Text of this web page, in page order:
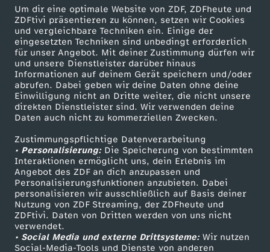
Um dir eine optimale Website von ZDF, ZDFheute und
ZDFtivi präsentieren zu können, setzen wir Cookies
und vergleichbare Techniken ein. Einige der
eingesetzten Techniken sind unbedingt erforderlich
für unser Angebot. Mit deiner Zustimmung dürfen wir
und unsere Dienstleister darüber hinaus
Informationen auf deinem Gerät speichern und/oder
abrufen. Dabei geben wir deine Daten ohne deine
Einwilligung nicht an Dritte weiter, die nicht unsere
direkten Dienstleister sind. Wir verwenden deine
Daten auch nicht zu kommerziellen Zwecken.
Zustimmungspflichtige Datenverarbeitung
• Personalisierung:Die Speicherung von bestimmten
Interaktionen ermöglicht uns, dein Erlebnis im
Angebot des ZDF an dich anzupassen und
Personalisierungsfunktionen anzubieten. Dabei
personalisieren wir ausschließlich auf Basis deiner
Nutzung von ZDF Streaming, der ZDFheute und
ZDFtivi. Daten von Dritten werden von uns nicht
verwendet.
• Social Media und externe Drittsysteme:Wir nutzen
Social-Media-Tools und Dienste von anderen
h
u
t
t
l
e
:
D
a
Mehr ZDF
ZDF-Apps
Smart TV
ZDFtext
Livestreams
Sendungen A-Z
TV-Programm
Service
ZDFmitreden
Kontakt zum ZDF
Tickets
Zuschauerservice
Hilfe
ZDF Unternehmen